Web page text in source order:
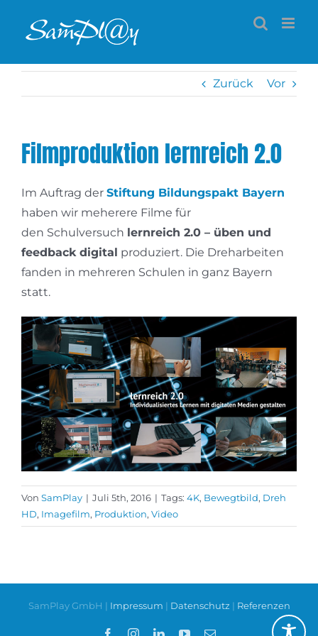
Inhalt
Zurück Vor
Filmproduktion lernreich 2.0
Im Auftrag der Stiftung Bildungspakt Bayern
haben wir meherere Filme für
den Schulversuch lernreich 2.0 – üben und
feedback digital produziert. Die Dreharbeiten
fanden in mehreren Schulen in ganz Bayern
statt.
Von SamPlay | Juli 5th, 2016 | Tags: 4K, Bewegtbild, Dreh
HD, Imagefilm, Produktion, Video
SamPlay GmbH | Impressum | Datenschutz | Referenzen
FacebookInstagramLinkedInYouTube
E-